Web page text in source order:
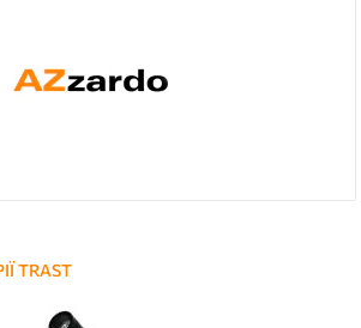
TRAST